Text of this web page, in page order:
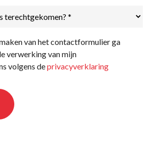
van het contactformulier ga
verwerking van mijn
volgens deprivacyverklaring